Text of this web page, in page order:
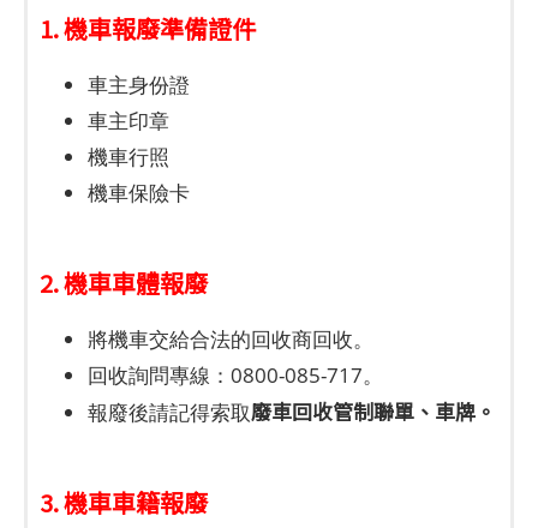
1. 機車報廢準備證件
車主身份證
車主印章
機車行照
機車保險卡
2. 機車車體報廢
將機車交給合法的回收商回收。
回收詢問專線：0800-085-717。
報廢後請記得索取廢車回收管制聯單、車牌。
3. 機車車籍報廢